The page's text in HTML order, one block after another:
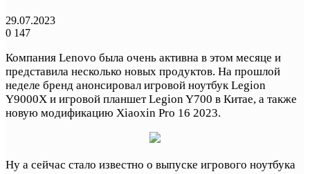
29.07.2023
0 147
Компания Lenovo была очень активна в этом месяце и
представила несколько новых продуктов. На прошлой
неделе бренд анонсировал игровой ноутбук Legion
Y9000X и игровой планшет Legion Y700 в Китае, а также
новую модификацию Xiaoxin Pro 16 2023.
Ну а сейчас стало известно о выпуске игрового ноутбука